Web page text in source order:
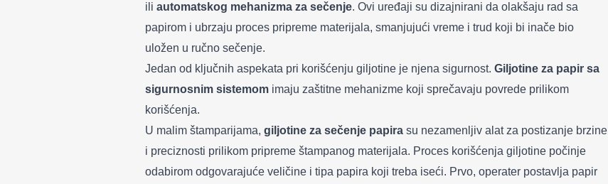
ili automatskog mehanizma za sečenje. Ovi uređaji su dizajnirani da olakšaju rad sa
papirom i ubrzaju proces pripreme materijala, smanjujući vreme i trud koji bi inače bio
uložen u ručno sečenje.
Jedan od ključnih aspekata pri korišćenju giljotine je njena sigurnost. Giljotine za papir sa
sigurnosnim sistemom imaju zaštitne mehanizme koji sprečavaju povrede prilikom
korišćenja.
U malim štamparijama, giljotine za sečenje papira su nezamenljiv alat za postizanje brzine
i preciznosti prilikom pripreme štampanog materijala. Proces korišćenja giljotine počinje
odabirom odgovarajuće veličine i tipa papira koji treba iseći. Prvo, operater postavlja papir